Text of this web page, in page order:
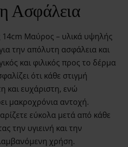
Ασφάλεια
14cm Μαύρος – υλικά υψηλής
την απόλυτη ασφάλεια και
και φιλικός προς το δέρμα
ότι κάθε στιγμή
και ευχάριστη, ενώ
μακροχρόνια αντοχή.
εύκολα μετά από κάθε
την υγιεινή και την
χρήση.